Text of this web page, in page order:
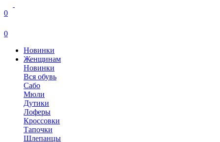
0
0
Новинки
Женщинам
Новинки
Вся обувь
Сабо
Мюли
Дутики
Лоферы
Кроссовки
Тапочки
Шлепанцы